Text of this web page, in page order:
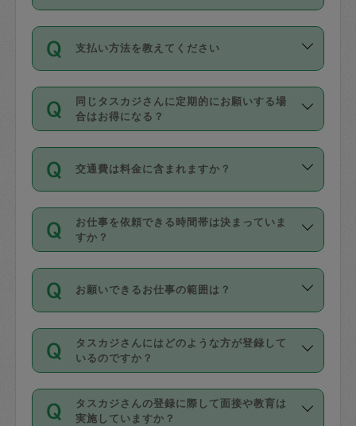
利用ください。機能をご利用いただくに
の上事前申請することが必要です。な
お、3時間を下回っても、値引き等はござ
いません。
11種類の価格帯の中からタスカジさん自
身が価格を選んで設定しています。
タスカジさんの価格設定には最初は制限
があり、レビュー件数、レビューの平均
値、などで除々に設定可能な最高額が上
がっていく仕組みになっています。
支払い方法を教えてください
お支払方法はクレジットカード（Visa／
Master／JCB／AMERICAN EXPRESS／
Diners Club）のみとなります。
を行う際にご入力ください。プロフィー
ル登録時にはご入力いただかなくても大
丈夫です。
デビットカード・プリペイドカード（Vプ
リカ、au WALLETなど）は支払にはご利
銀行振込や現金払いも対応していませ
なお、タスカジさんの交通費も、依頼料
金のご請求と合わせてお支払いとなりま
動計算で表示されます。
同じタスカジさんに定期的にお願いする場
合はお得になる？
依頼には「スポット」と「定期（毎週｜
隔週）」があり、「定期」の依頼は「ス
ポット」よりお得な料金でご利用できま
す。
定期の最低利用回数は設けていない代わ
りに、一定数を超えたキャンセルは有償
（例：毎週定期の場合は３回以上のキャ
ンセルが有償（1200円、隔週定期の場合
は２回以上のキャンセルが有償（1200
交通費は料金に含まれますか？
交通費は依頼料金とは別途発生し、依頼
料金のご請求と合わせてお支払いとなり
ます。交通費の金額は「依頼の詳細」に
お仕事を依頼できる時間帯は決まっていま
すか？
時間帯は3種類あります。いずれも１回あ
たり３時間です。
・ＡＭ ９時～１２時
・ＰＭ １３時～１６時
・夜 １８時～２１時
開始時間を２時間前後変更することが可
お願いできるお仕事の範囲は？
掃除、整理収納、洗濯、買い物、料理、
作り置きです。タスカジさんによってで
きる仕事の範囲が異なりますので、依頼
する前にタスカジさんのプロフィールで
確認してください。
タスカジさんにはどのような方が登録して
いるのですか？
主婦として長年の家事経験をお持ちの
方、栄養士・調理師といった資格者で保
タスカジさんの登録に際して面接や教育は
実施していますか？